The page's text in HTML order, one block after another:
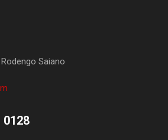
Saiano
0128